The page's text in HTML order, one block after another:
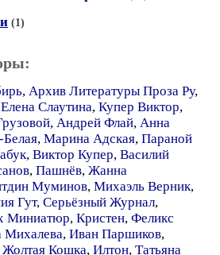
(1)
, Архив Литературы Проза Ру,
Елена Слаутина, Купер Виктор,
, Андрей Флай, Анна
, Марина Адская, Параной
, Виктор Купер, Василий
, Пашнёв, Жанна
Муминов, Михаэль Верник,
Гут, Серьёзный Журнал,
Миниатюр, Кристен, Феликс
Михалева, Иван Паршиков,
Жолтая Кошка, Илтон, Татьяна